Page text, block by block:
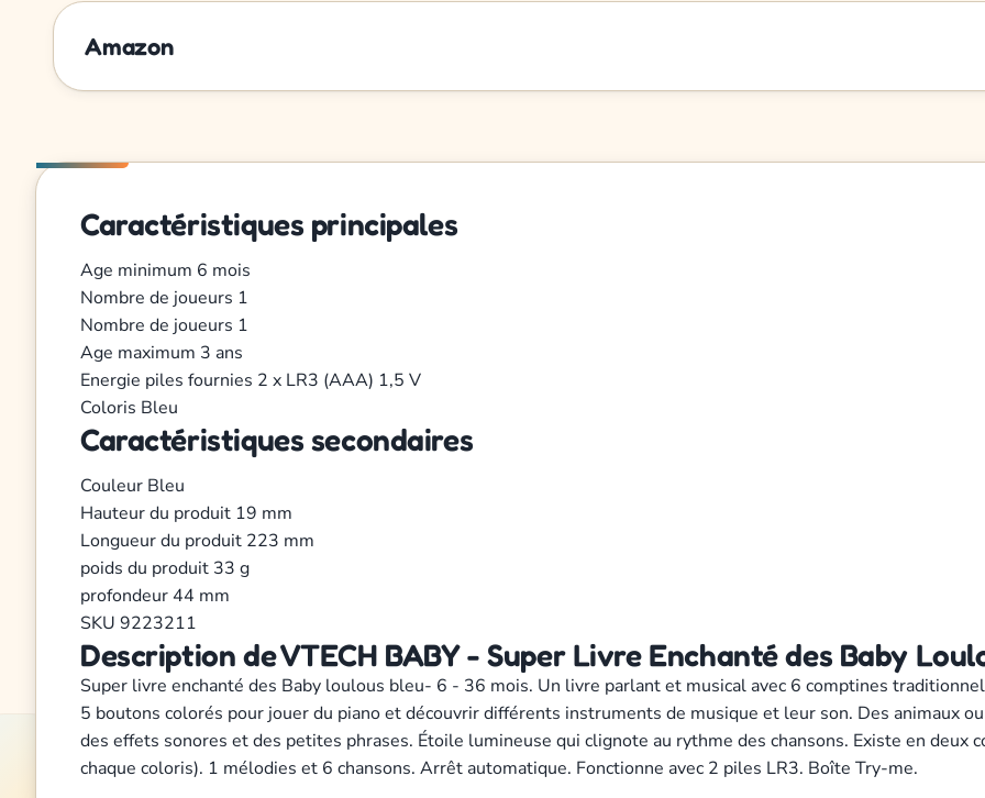
Amazon
Caractéristiques principales
Age minimum 6 mois
Nombre de joueurs 1
Nombre de joueurs 1
Age maximum 3 ans
Energie piles fournies 2 x LR3 (AAA) 1,5 V
Coloris Bleu
Caractéristiques secondaires
Couleur Bleu
Hauteur du produit 19 mm
Longueur du produit 223 mm
poids du produit 33 g
profondeur 44 mm
SKU 9223211
Description de VTECH BABY - Super Livre Enchanté des Baby
Super livre enchanté des Baby loulous bleu- 6 - 36 mois. Un livre parlant et musical avec 6 comptines
5 boutons colorés pour jouer du piano et découvrir différents instruments de musique et leur son. Des animaux
des effets sonores et des petites phrases. Étoile lumineuse qui clignote au rythme des chansons. Existe en deux
chaque coloris). 1 mélodies et 6 chansons. Arrêt automatique. Fonctionne avec 2 piles LR3. Boîte Try-me.